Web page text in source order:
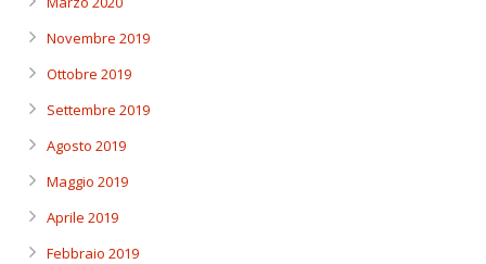
Novembre 2019
Ottobre 2019
Settembre 2019
Agosto 2019
Maggio 2019
Aprile 2019
Febbraio 2019